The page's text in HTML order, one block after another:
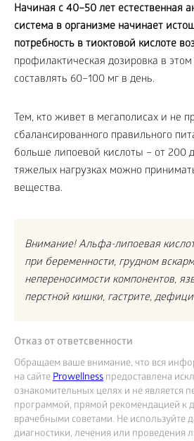
Начиная с 40–50 лет естественная
система в организме начинает
потребность в тиоктовой кислоте
профилактическая дозировка в
составлять 60–100 мг в день.
Тем, кто живет в мегаполисах и не
сбалансированного правильного
больше липоевой кислоты – от 200
тяжелых нагрузках можно
вещества.
Внимание! Альфа-липоевая
при беременности, грудном
непереносимости компонентов,
перстной кишки, гастрите,
Отказ от ответсвенности
Обращаем ваше внимание, что вся
на сайтеProwellness предоставлена
ознакомительных целях и не является
программой, прямой рекомендацией к
врачебными советами. Не используйте
диагностики, лечения или проведения